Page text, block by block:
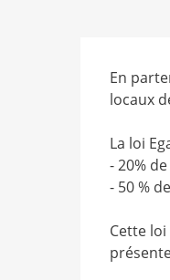
En
locaux
La loi
- 20%
- 50 %
Cette